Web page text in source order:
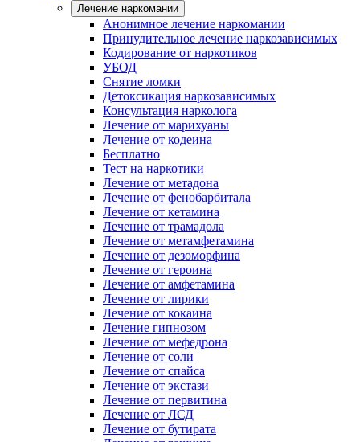
Лечение наркомании
Анонимное лечение наркомании
Принудительное лечение наркозависимых
Кодирование от наркотиков
УБОД
Снятие ломки
Детоксикация наркозависимых
Консультация нарколога
Лечение от марихуаны
Лечение от кодеина
Бесплатно
Тест на наркотики
Лечение от метадона
Лечение от фенобарбитала
Лечение от кетамина
Лечение от трамадола
Лечение от метамфетамина
Лечение от дезоморфина
Лечение от героина
Лечение от амфетамина
Лечение от лирики
Лечение от кокаина
Лечение гипнозом
Лечение от мефедрона
Лечение от соли
Лечение от спайса
Лечение от экстази
Лечение от первитина
Лечение от ЛСД
Лечение от бутирата